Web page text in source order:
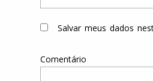
Salvar meus dados
Comentário